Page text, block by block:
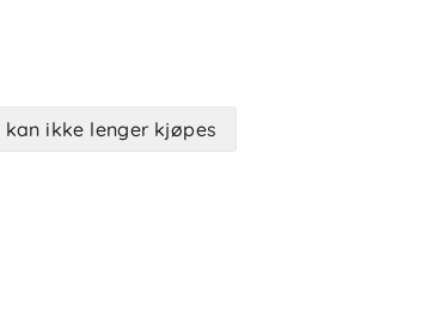
ikke lenger kjøpes